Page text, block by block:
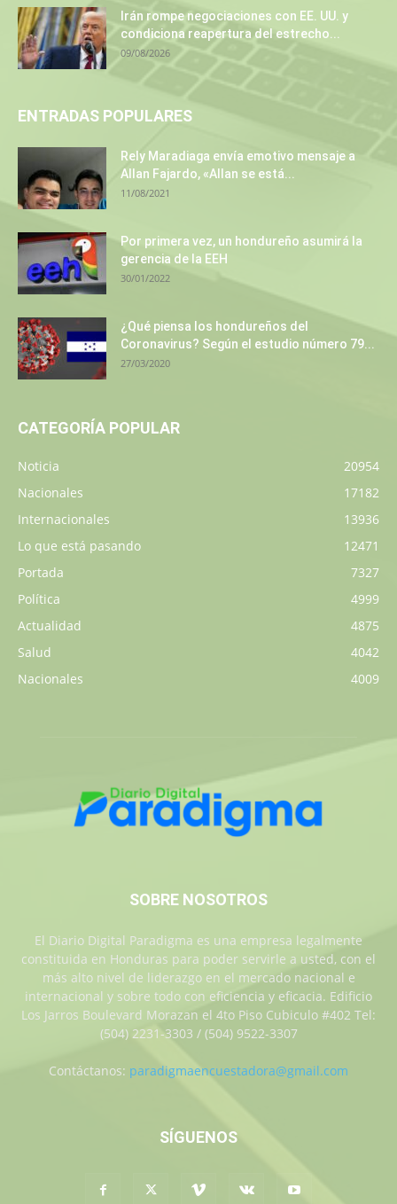
Irán rompe negociaciones con EE. UU. y
condiciona reapertura del estrecho...
09/08/2026
ENTRADAS POPULARES
Rely Maradiaga envía emotivo mensaje a
Allan Fajardo, «Allan se está...
11/08/2021
Por primera vez, un hondureño asumirá la
gerencia de la EEH
30/01/2022
¿Qué piensa los hondureños del
Coronavirus? Según el estudio número 79...
27/03/2020
CATEGORÍA POPULAR
Noticia
20954
Nacionales
17182
Internacionales
13936
Lo que está pasando
12471
Portada
7327
Política
4999
Actualidad
4875
Salud
4042
Nacionales
4009
SOBRE NOSOTROS
El Diario Digital Paradigma es una empresa legalmente
constituida en Honduras para poder servirle a usted, con el
más alto nivel de liderazgo en el mercado nacional e
internacional y sobre todo con eficiencia y eficacia. Edificio
Los Jarros Boulevard Morazan el 4to Piso Cubiculo #402 Tel:
(504) 2231-3303 / (504) 9522-3307
Contáctanos: paradigmaencuestadora@gmail.com
SÍGUENOS